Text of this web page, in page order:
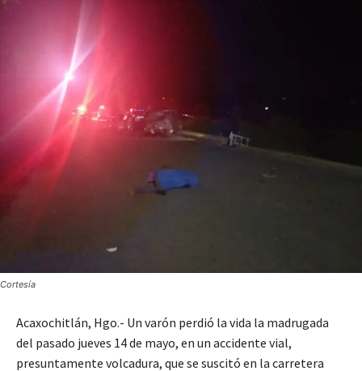
Cortesía
Acaxochitlán, Hgo.- Un varón perdió la vida la madrugada
del pasado jueves 14 de mayo, en un accidente vial,
presuntamente volcadura, que se suscitó en la carretera